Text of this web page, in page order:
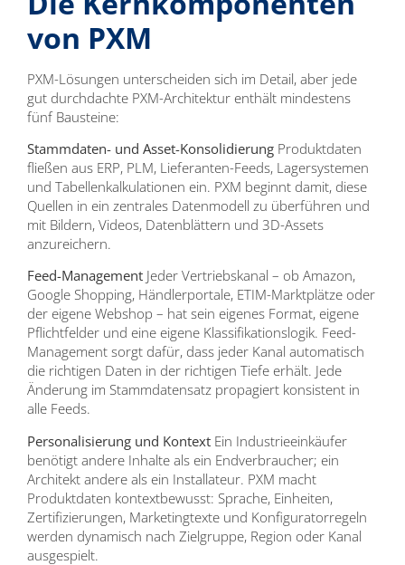
von PXM
PXM-Lösungen unterscheiden sich im Detail, aber jede
gut durchdachte PXM-Architektur enthält mindestens
fünf Bausteine:
Stammdaten- und Asset-Konsolidierung Produktdaten
fließen aus ERP, PLM, Lieferanten-Feeds, Lagersystemen
und Tabellenkalkulationen ein. PXM beginnt damit, diese
Quellen in ein zentrales Datenmodell zu überführen und
mit Bildern, Videos, Datenblättern und 3D-Assets
anzureichern.
Feed-Management Jeder Vertriebskanal – ob Amazon,
Google Shopping, Händlerportale, ETIM-Marktplätze oder
der eigene Webshop – hat sein eigenes Format, eigene
Pflichtfelder und eine eigene Klassifikationslogik. Feed-
Management sorgt dafür, dass jeder Kanal automatisch
die richtigen Daten in der richtigen Tiefe erhält. Jede
Änderung im Stammdatensatz propagiert konsistent in
alle Feeds.
Personalisierung und Kontext Ein Industrieeinkäufer
benötigt andere Inhalte als ein Endverbraucher; ein
Architekt andere als ein Installateur. PXM macht
Produktdaten kontextbewusst: Sprache, Einheiten,
Zertifizierungen, Marketingtexte und Konfiguratorregeln
werden dynamisch nach Zielgruppe, Region oder Kanal
ausgespielt.